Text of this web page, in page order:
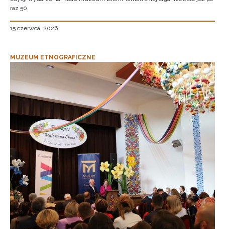
raz 50.
15 czerwca, 2026
MUZEUM ETNOGRAFICZNE